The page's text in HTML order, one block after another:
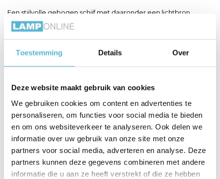
Toestemming Details Over
Deze website maakt gebruik van cookies
We gebruiken cookies om content en advertenties te
personaliseren, om functies voor social media te bieden
en om ons websiteverkeer te analyseren. Ook delen we
informatie over uw gebruik van onze site met onze
partners voor social media, adverteren en analyse. Deze
partners kunnen deze gegevens combineren met andere
informatie die u aan ze heeft verstrekt of die ze hebben
Een stijlvolle gebogen schijf met daaronder een lichtbron.
Foskal houdt het zo simpel mogelijk. De plafondlamp heeft wel
onvervalste lichtkwaliteit. Met een stralinghoek van 120 graden
Toon meer
Productspecificaties
Artikelnummer 79177/06/01
EAN 5411212791221